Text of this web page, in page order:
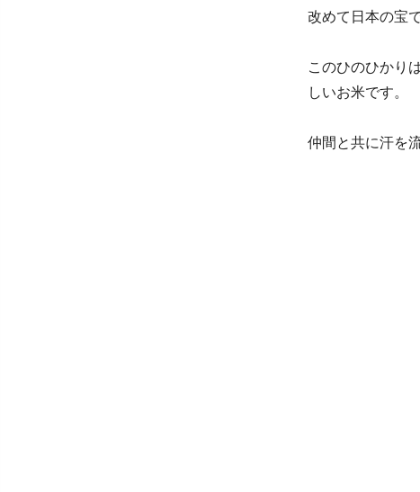
改めて日本の宝
このひのひかり
しいお米です。
仲間と共に汗を